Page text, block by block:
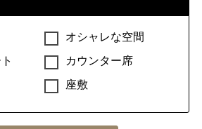
オシャレな空間
カウンター席
座敷